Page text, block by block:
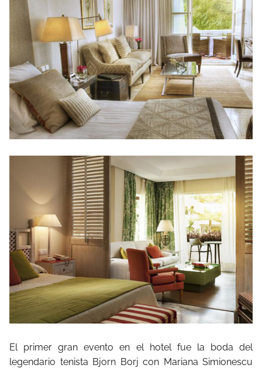
El primer gran evento en el hotel fue la boda del
legendario tenista Bjorn Borj con Mariana Simionescu